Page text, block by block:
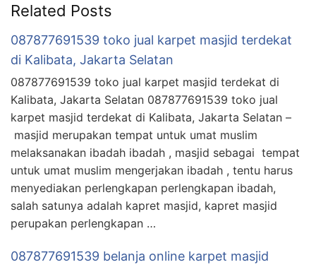
Related Posts
087877691539 toko jual karpet masjid terdekat
di Kalibata, Jakarta Selatan
087877691539 toko jual karpet masjid terdekat di
Kalibata, Jakarta Selatan 087877691539 toko jual
karpet masjid terdekat di Kalibata, Jakarta Selatan –
masjid merupakan tempat untuk umat muslim
melaksanakan ibadah ibadah , masjid sebagai tempat
untuk umat muslim mengerjakan ibadah , tentu harus
menyediakan perlengkapan perlengkapan ibadah,
salah satunya adalah kapret masjid, kapret masjid
perupakan perlengkapan …
087877691539 belanja online karpet masjid